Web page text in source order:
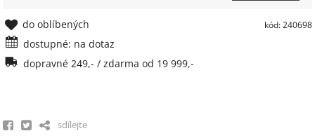
kód: 240698
do oblíbených
dostupné: na dotaz
dopravné 249,- / zdarma od 19 999,-
sdílejte